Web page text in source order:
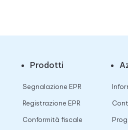
Prodotti
Segnalazione EPR
Registrazione EPR
Conformità fiscale